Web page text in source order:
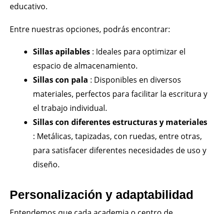
educativo.
Entre nuestras opciones, podrás encontrar:
Sillas apilables : Ideales para optimizar el
espacio de almacenamiento.
Sillas con pala : Disponibles en diversos
materiales, perfectos para facilitar la escritura y
el trabajo individual.
Sillas con diferentes estructuras y materiales
: Metálicas, tapizadas, con ruedas, entre otras,
para satisfacer diferentes necesidades de uso y
diseño.
Personalización y adaptabilidad